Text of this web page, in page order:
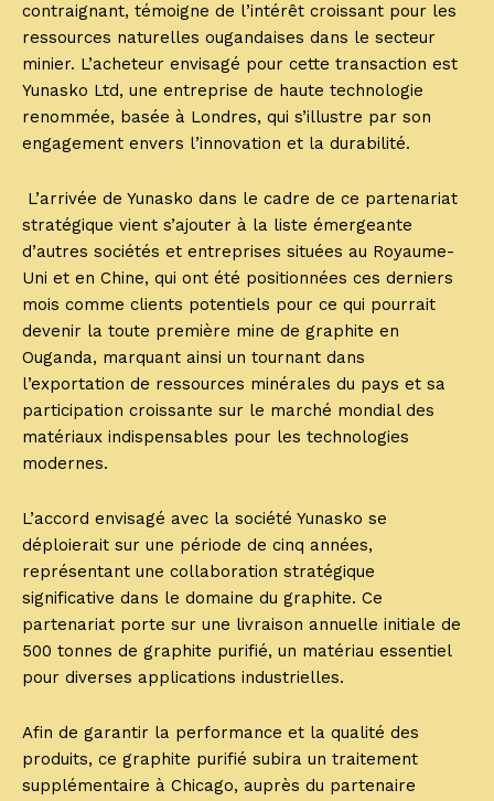
contraignant, témoigne de l’intérêt croissant pour les
ressources naturelles ougandaises dans le secteur
minier. L’acheteur envisagé pour cette transaction est
Yunasko Ltd, une entreprise de haute technologie
renommée, basée à Londres, qui s’illustre par son
engagement envers l’innovation et la durabilité.
L’arrivée de Yunasko dans le cadre de ce partenariat
stratégique vient s’ajouter à la liste émergeante
d’autres sociétés et entreprises situées au Royaume-
Uni et en Chine, qui ont été positionnées ces derniers
mois comme clients potentiels pour ce qui pourrait
devenir la toute première mine de graphite en
Ouganda, marquant ainsi un tournant dans
l’exportation de ressources minérales du pays et sa
participation croissante sur le marché mondial des
matériaux indispensables pour les technologies
modernes.
L’accord envisagé avec la société Yunasko se
déploierait sur une période de cinq années,
représentant une collaboration stratégique
significative dans le domaine du graphite. Ce
partenariat porte sur une livraison annuelle initiale de
500 tonnes de graphite purifié, un matériau essentiel
pour diverses applications industrielles.
Afin de garantir la performance et la qualité des
produits, ce graphite purifié subira un traitement
supplémentaire à Chicago, auprès du partenaire